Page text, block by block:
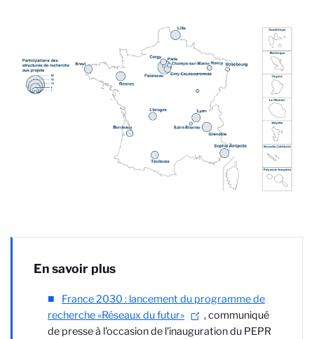
En savoir plus
France 2030 : lancement du programme de
recherche «Réseaux du futur»
, communiqué
de presse à l'occasion de l'inauguration du PEPR